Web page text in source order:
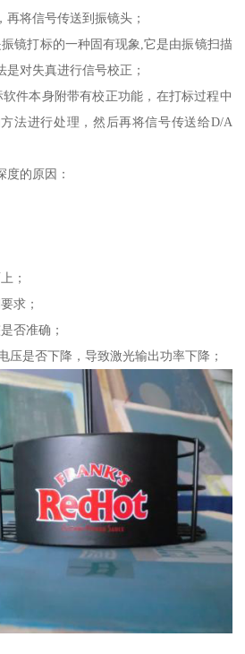
将信号传送到振镜头；
镜打标的一种固有现象,它是由振镜扫描
对失真进行信号校正；
件本身附带有校正功能，在打标过程中
法进行处理，然后再将信号传送给D/A
度的原因：
；
求；
否准确；
压是否下降，导致激光输出功率下降；